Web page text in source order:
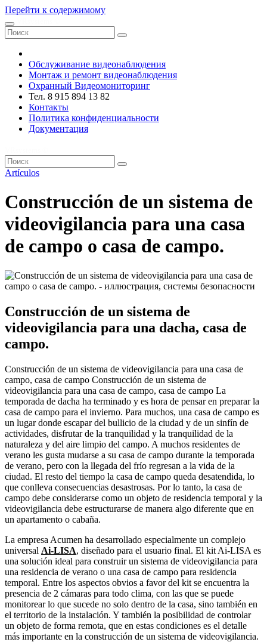
Перейти к содержимому
Обслуживание видеонаблюдения
Монтаж и ремонт видеонаблюдения
Охранный Видеомониторинг
Тел. 8 915 894 13 82
Контакты
Политика конфиденциальности
Документация
Artículos
Construcción de un sistema de
videovigilancia para una casa
de campo o casa de campo.
Construcción de un sistema de
videovigilancia para una dacha, casa de
campo.
Construcción de un sistema de videovigilancia para una casa de
campo, casa de campo Construcción de un sistema de
videovigilancia para una casa de campo, casa de campo La
temporada de dacha ha terminado y es hora de pensar en preparar la
casa de campo para el invierno. Para muchos, una casa de campo es
un lugar donde escapar del bullicio de la ciudad y de un sinfín de
actividades, disfrutar de la tranquilidad y la tranquilidad de la
naturaleza y del aire limpio del campo. A muchos residentes de
verano les gusta mudarse a su casa de campo durante la temporada
de verano, pero con la llegada del frío regresan a la vida de la
ciudad. El resto del tiempo la casa de campo queda desatendida, lo
que conlleva consecuencias desastrosas. Por lo tanto, la casa de
campo debe considerarse como un objeto de residencia temporal y la
videovigilancia debe estructurarse de manera algo diferente que en
un apartamento o cabaña.
La empresa Acumen ha desarrollado especialmente un complejo
universal Ai-LISA, diseñado para el usuario final. El kit Ai-LISA es
una solución ideal para construir un sistema de videovigilancia para
una residencia de verano o una casa de campo para residencia
temporal. Entre los aspectos obvios a favor del kit se encuentra la
presencia de 2 cámaras para todo clima, con las que se puede
monitorear lo que sucede no solo dentro de la casa, sino también en
el territorio de la instalación. Y también la posibilidad de controlar
un objeto de forma remota, que en estas condiciones es el detalle
más importante en la construcción de un sistema de videovigilancia.